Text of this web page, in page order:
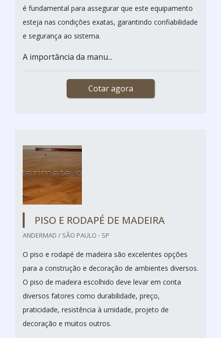
é fundamental para assegurar que este equipamento
esteja nas condições exatas, garantindo confiabilidade
e segurança ao sistema.
A importância da manu...
Cotar agora
PISO E RODAPÉ DE MADEIRA
ANDERMAD / SÃO PAULO - SP
O piso e rodapé de madeira são excelentes opções
para a construção e decoração de ambientes diversos.
O piso de madeira escolhido deve levar em conta
diversos fatores como durabilidade, preço,
praticidade, resistência à umidade, projeto de
decoração e muitos outros.